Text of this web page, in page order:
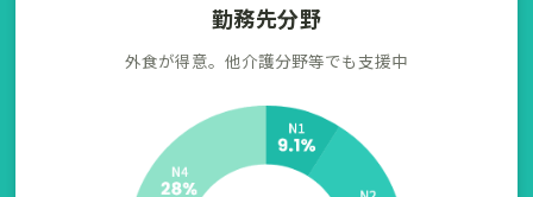
勤務先分野
外食が得意。他介護分野等でも支援中